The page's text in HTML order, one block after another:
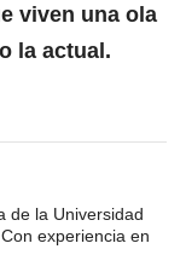
viven una ola
la actual.
de la Universidad
experiencia en